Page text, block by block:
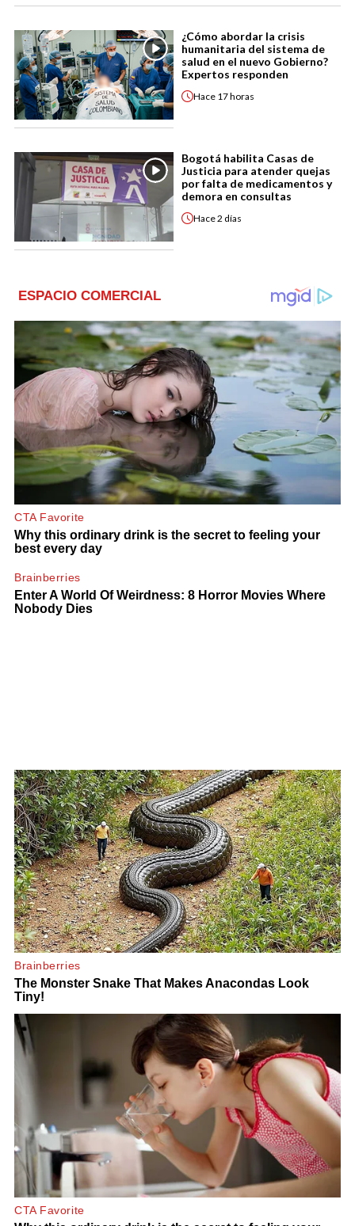
¿Cómo abordar la crisis
humanitaria del sistema de
salud en el nuevo Gobierno?
Expertos responden
Hace 17 horas
Bogotá habilita Casas de
Justicia para atender quejas
por falta de medicamentos y
demora en consultas
Hace2 días